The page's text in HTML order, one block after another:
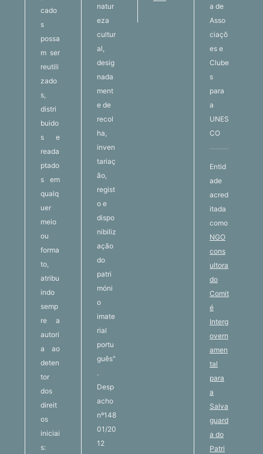
cado
s
possa
m ser
reutili
zado
s,
distri
buido
s e
reada
ptado
s em
qualq
uer
meio
ou
forma
to,
atribu
indo
semp
re a
autori
a ao
deten
tor
dos
direit
os
iniciai
s:
natur
eza
cultur
al,
desig
nada
ment
e de
recol
ha,
inven
tariaç
ão,
regist
o e
dispo
nibiliz
ação
do
patri
móni
o
imate
rial
portu
guês"
.
Desp
acho
nº148
01/20
12
a de
Asso
ciaçõ
es e
Clube
s
para
a
UNES
CO
Entid
ade
acred
itada
como
NGO
cons
ultora
do
Comit
é
Interg
overn
amen
tal
para
a
Salva
guard
a do
Patri